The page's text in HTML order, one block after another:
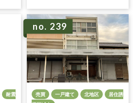
耐震
no. 239
売買 一戸建て 北地区
居住誘